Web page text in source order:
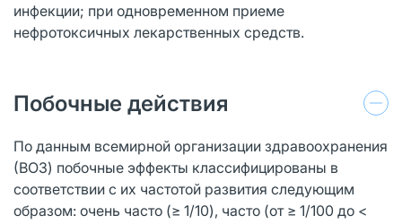
инфекции; при одновременном приеме
нефротоксичных лекарственных средств.
Побочные действия
По данным всемирной организации здравоохранения
(ВОЗ) побочные эффекты классифицированы в
соответствии с их частотой развития следующим
образом: очень часто (≥ 1/10), часто (от ≥ 1/100 до <